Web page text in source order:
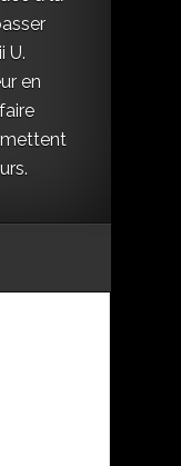
U.
en
mettent